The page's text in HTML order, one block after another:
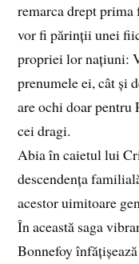
remarca drept
vor fi părinții unei
propriei lor națiuni:
prenumele ei, cât și
are ochi doar pentru
cei dragi.
Abia în caietul lui
descendența
acestor uimitoare
În această saga
Bonnefoy